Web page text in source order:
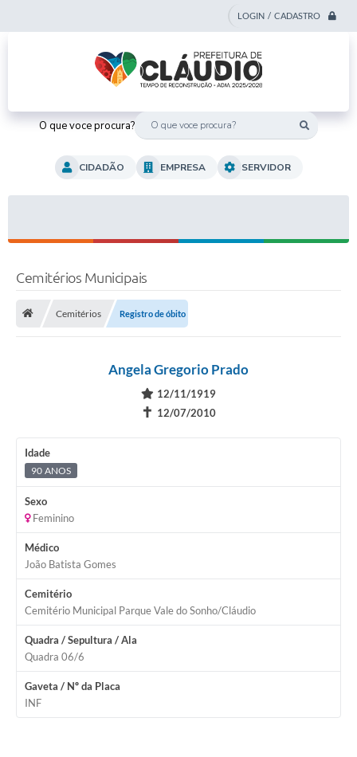
LOGIN / CADASTRO
O que voce procura?
CIDADÃO EMPRESA SERVIDOR
Cemitérios Municipais
Cemitérios Registro de óbito
Angela Gregorio Prado
12/11/1919
✝ 12/07/2010
Idade
90 ANOS
Sexo
Feminino
Médico
João Batista Gomes
Cemitério
Cemitério Municipal Parque Vale do Sonho/Cláudio
Quadra / Sepultura / Ala
Quadra 06/6
Gaveta / Nº da Placa
INF